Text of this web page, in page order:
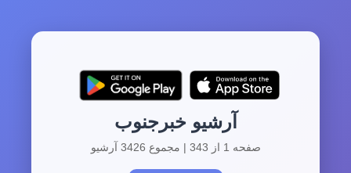
آرشیو خبرجنوب
صفحه 1 از 343 | مجموع 3426 آرشیو